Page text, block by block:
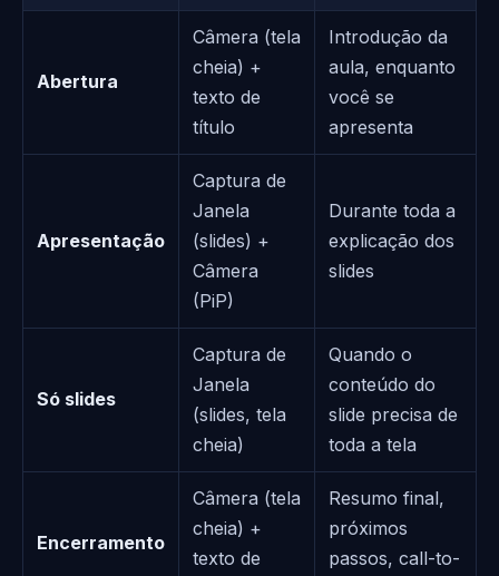
Abertura
Câmera (tela
cheia) +
texto de
título
Introdução da
aula, enquanto
você se
apresenta
Apresentação
Captura de
Janela
(slides) +
Câmera
(PiP)
Durante toda a
explicação dos
slides
Só slides
Captura de
Janela
(slides, tela
cheia)
Quando o
conteúdo do
slide precisa de
toda a tela
Encerramento
Câmera (tela
cheia) +
texto de
Resumo final,
próximos
passos, call-to-